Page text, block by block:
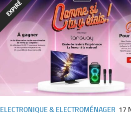
ELECTRONIQUE & ELECTROMÉNAGER 17